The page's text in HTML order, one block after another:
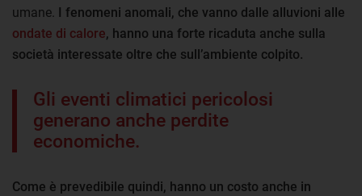
umane. I fenomeni anomali, che vanno dalle alluvioni alle
ondate di calore, hanno una forte ricaduta anche sulla
società interessate oltre che sull’ambiente colpito.
Gli eventi climatici pericolosi
generano anche perdite
economiche.
Come è prevedibile quindi, hanno un costo anche in